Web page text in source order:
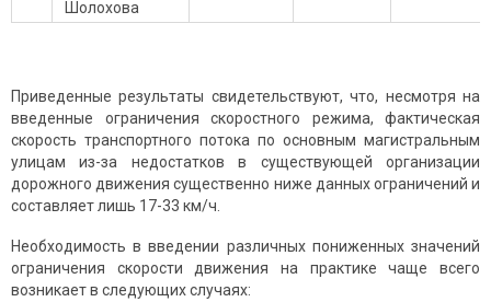
Шолохова
Приведенные результаты свидетельствуют, что, несмотря на
введенные ограничения скоростного режима, фактическая
скорость транспортного потока по основным магистральным
улицам из-за недостатков в существующей организации
дорожного движения существенно ниже данных ограничений и
составляет лишь 17-33 км/ч.
Необходимость в введении различных пониженных значений
ограничения скорости движения на практике чаще всего
возникает в следующих случаях: